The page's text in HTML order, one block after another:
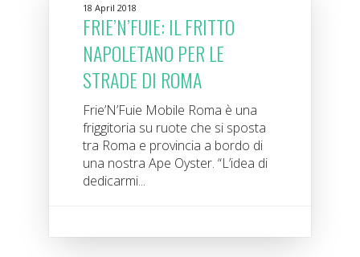
18 April 2018
FRIE’N’FUIE: IL FRITTO
NAPOLETANO PER LE
STRADE DI ROMA
Frie’N’Fuie Mobile Roma è una
friggitoria su ruote che si sposta
tra Roma e provincia a bordo di
una nostra Ape Oyster. “L’idea di
dedicarmi...